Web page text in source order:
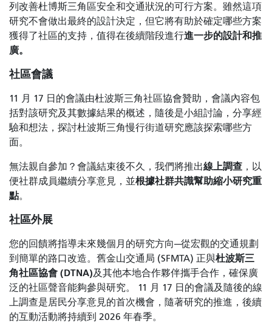
列改善杜博斯三角區安全和交通狀況的可行方案。雖然這項
研究不會做出最終的設計決定，但它將有助於確定哪些方案
獲得了社區的支持，值得在後續階段進行進一步的設計和推
廣。
社區會議
11 月 17 日的會議由杜波斯三角社區協會贊助，會議內容包
括對該研究及其數據結果的概述，隨後是小組討論，分享經
驗和想法，探討杜波斯三角慢行街道研究應該探索哪些方
面。
無法親自參加？會議結束後不久，我們將推出線上調查 ，以
便社群成員繼續分享意見，並根據社群共識幫助縮小研究重
點。
社區外展
您的回饋將指導未來幾個月的研究方向—從宏觀的交通規劃
到簡單的路口改造。舊金山交通局 (SFMTA) 正與杜波斯三
角社區協會 (DTNA)及其他本地合作夥伴攜手合作，確保廣
泛的社區聲音能夠參與研究。 11 月 17 日的會議及隨後的線
上調查是居民分享意見的首次機會，隨著研究的推進，後續
的互動活動將持續到 2026 年春季。